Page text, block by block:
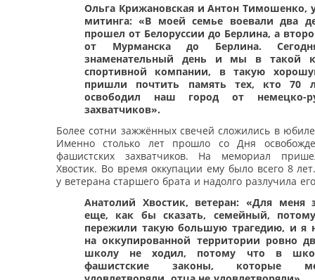
Ольга Крижановская и Антон Тимошенко,
митинга: «В моей семье воевали два
прошел от Белоруссии до Берлина, а
от Мурманска до Берлина.
знаменательный день и мы в такой
спортивной компании, в такую
пришли почтить память тех, кто 70
освободил наш город от немецко-
захватчиков».
Более сотни зажжённых свечей сложились в
Именно столько лет прошло со Дня
фашистских захватчиков. На мемориал
Хвостик. Во время оккупации ему было всего 8
у ветерана старшего брата и надолго разлучила
Анатолий Хвостик, ветеран: «Для меня
еще, как бы сказать, семейный,
пережили такую большую трагедию, и я
на оккупированной территории ровно
школу не ходил, потому что в
фашистские законы, которые